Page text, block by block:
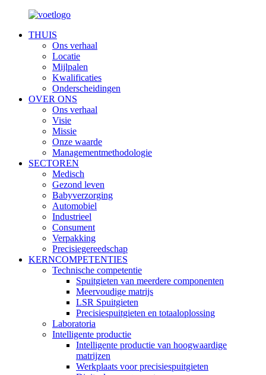
THUIS
Ons verhaal
Locatie
Mijlpalen
Kwalificaties
Onderscheidingen
OVER ONS
Ons verhaal
Visie
Missie
Onze waarde
Managementmethodologie
SECTOREN
Medisch
Gezond leven
Babyverzorging
Automobiel
Industrieel
Consument
Verpakking
Precisiegereedschap
KERNCOMPETENTIES
Technische competentie
Spuitgieten van meerdere componenten
Meervoudige matrijs
LSR Spuitgieten
Precisiespuitgieten en totaaloplossing
Laboratoria
Intelligente productie
Intelligente productie van hoogwaardige
matrijzen
Werkplaats voor precisiespuitgieten